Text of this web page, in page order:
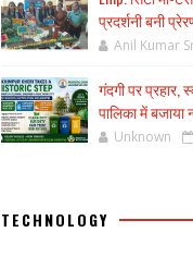
प्रदर्शनी बनी
Anil Kumar
गंदगी पर प्रहार,
पालिका में बजाया
Unknown
TECHNOLOGY